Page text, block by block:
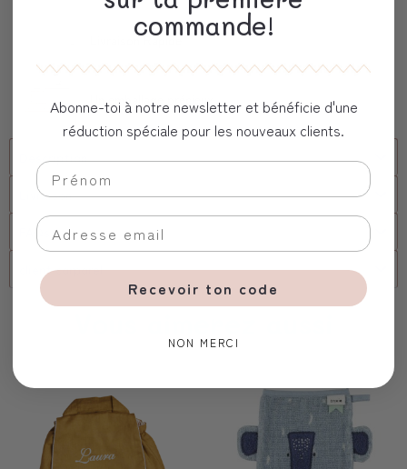
Livraison Rapide
Un emballage précieux
Description
Livraison
FAQs
client corporel
commande!
Abonne-toi à notre newsletter et bénéficie d'une
réduction spéciale pour les nouveaux clients.
Recevoir ton code
NON MERCI